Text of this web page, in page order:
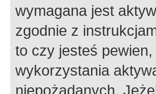
wymagana jest
zgodnie z
to czy jesteś
wykorzystania
niepożądanych.